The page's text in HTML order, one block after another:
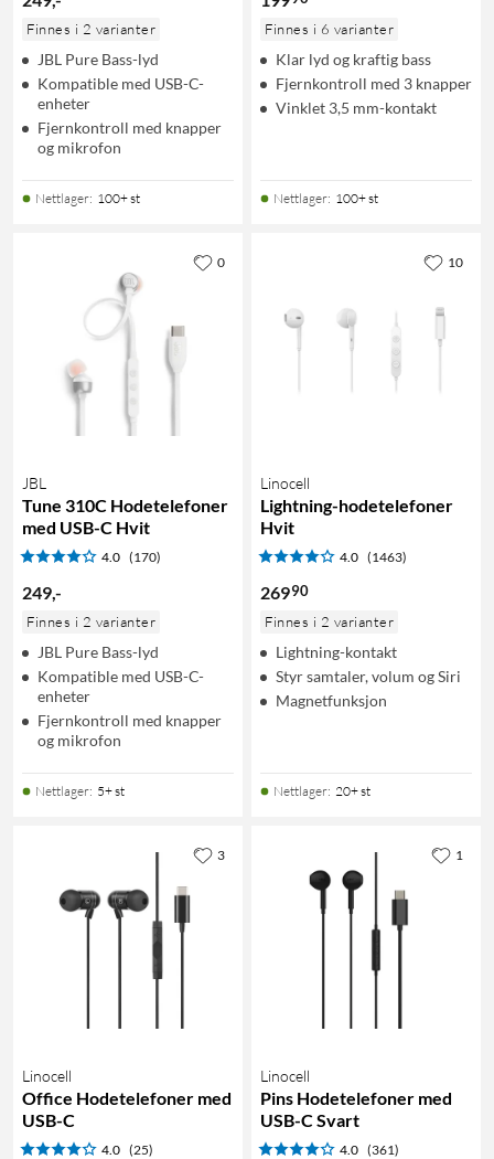
Finnes i 2 varianter
JBL Pure Bass-lyd
Kompatible med USB-C-
enheter
Fjernkontroll med knapper
og mikrofon
Nettlager: 100+ st
Finnes i 6 varianter
Klar lyd og kraftig bass
Fjernkontroll med 3 knapper
Vinklet 3,5 mm-kontakt
Nettlager: 100+ st
JBL
Tune 310C Hodetelefoner
med USB-C Hvit
4.0 (170)
249,-
Finnes i 2 varianter
JBL Pure Bass-lyd
Kompatible med USB-C-
enheter
Fjernkontroll med knapper
og mikrofon
Nettlager: 5+ st
0
Linocell
Lightning-hodetelefoner
Hvit
4.0 (1463)
26990
Finnes i 2 varianter
Lightning-kontakt
Styr samtaler, volum og Siri
Magnetfunksjon
Nettlager: 20+ st
10
Linocell
Office Hodetelefoner med
USB-C
4.0 (25)
3
Linocell
Pins Hodetelefoner med
USB-C Svart
4.0 (361)
1